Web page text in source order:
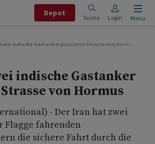
Depot
Suche Login Menu
indische Gastanker passieren Strasse von Hormus
indische Gastanker
von Hormus
- Der Iran hat zwei
Flagge fahrenden
die sichere Fahrt durch die